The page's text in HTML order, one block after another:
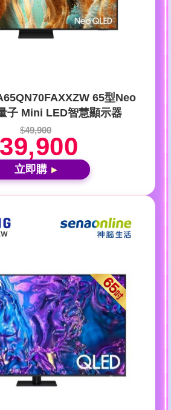
65型Neo
子 Mini LED智慧顯示器
$49,900
39,900
立即購 ▶